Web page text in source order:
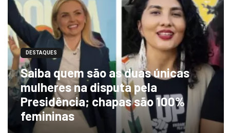
DESTAQUES
Saiba quem são as duas únicas
mulheres na disputa pela
Presidência; chapas são 100%
femininas